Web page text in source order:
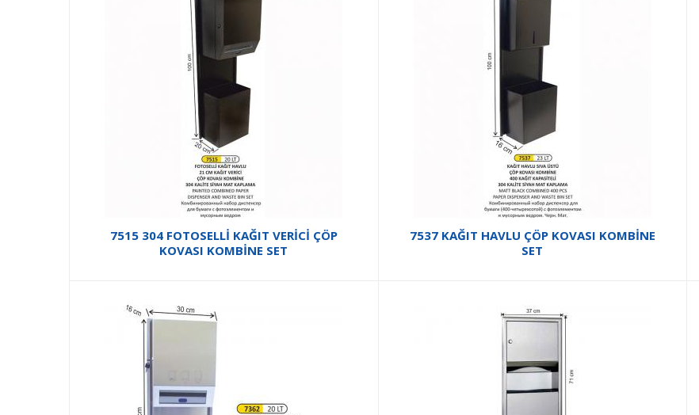
7515 304 FOTOSELLİ KAĞIT VERİCİ ÇÖP
KOVASI KOMBİNE SET
7537 KAĞIT HAVLU ÇÖP KOVASI KOMBİNE
SET